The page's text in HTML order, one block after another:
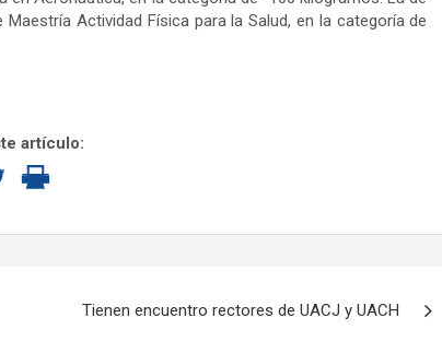
Actividad Física para la Salud, en la categoría de
artículo:
Tienen encuentro rectores de UACJ y UACH